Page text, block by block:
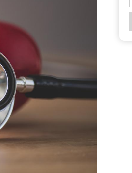
gâche-t-il les premiers